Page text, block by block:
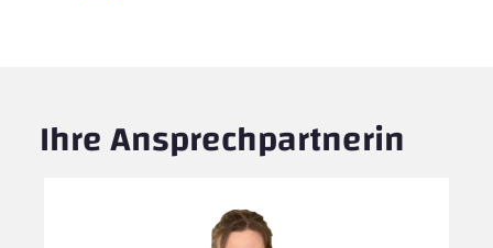
Ihre Ansprechpartnerin